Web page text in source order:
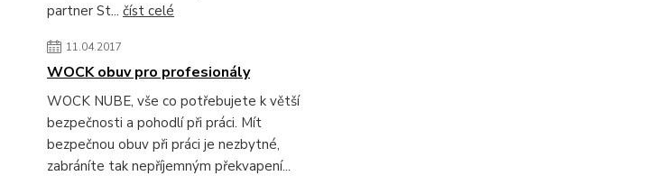
partner St... číst celé
11.04.2017
WOCK obuv pro profesionály
WOCK NUBE, vše co potřebujete k větší
bezpečnosti a pohodlí při práci. Mít
bezpečnou obuv při práci je nezbytné,
zabráníte tak nepříjemným překvapení...